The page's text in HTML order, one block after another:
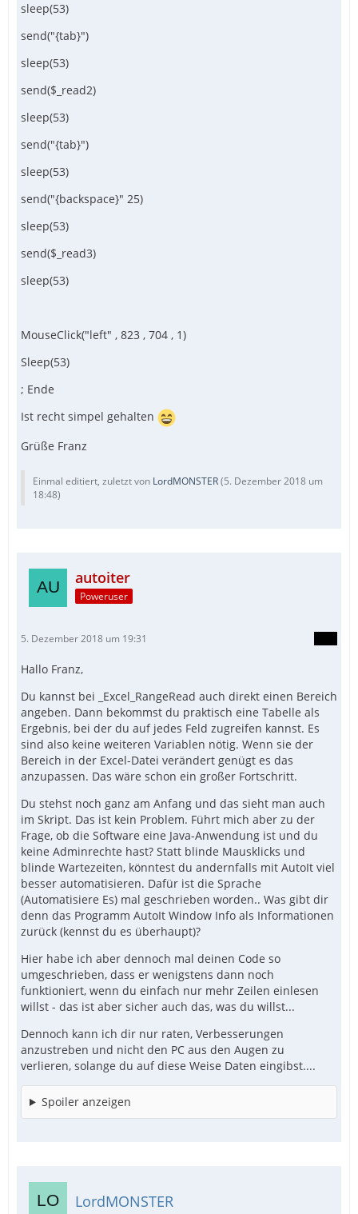
sleep(53)
send("{tab}")
sleep(53)
send($_read2)
sleep(53)
send("{tab}")
sleep(53)
send("{backspace}" 25)
sleep(53)
send($_read3)
sleep(53)
MouseClick("left" , 823 , 704 , 1)
Sleep(53)
; Ende
Ist recht simpel gehalten
Grüße Franz
Einmal editiert, zuletzt von LordMONSTER(5. Dezember 2018 um
18:48)
autoiter
Poweruser
5. Dezember 2018 um 19:31
Hallo Franz,
Du kannst bei _Excel_RangeRead auch direkt einen Bereich
angeben. Dann bekommst du praktisch eine Tabelle als
Ergebnis, bei der du auf jedes Feld zugreifen kannst. Es
sind also keine weiteren Variablen nötig. Wenn sie der
Bereich in der Excel-Datei verändert genügt es das
anzupassen. Das wäre schon ein großer Fortschritt.
Du stehst noch ganz am Anfang und das sieht man auch
im Skript. Das ist kein Problem. Führt mich aber zu der
Frage, ob die Software eine Java-Anwendung ist und du
keine Adminrechte hast? Statt blinde Mausklicks und
blinde Wartezeiten, könntest du andernfalls mit AutoIt viel
besser automatisieren. Dafür ist die Sprache
(Automatisiere Es) mal geschrieben worden.. Was gibt dir
denn das Programm AutoIt Window Info als Informationen
zurück (kennst du es überhaupt)?
Hier habe ich aber dennoch mal deinen Code so
umgeschrieben, dass er wenigstens dann noch
funktioniert, wenn du einfach nur mehr Zeilen einlesen
willst - das ist aber sicher auch das, was du willst...
Dennoch kann ich dir nur raten, Verbesserungen
anzustreben und nicht den PC aus den Augen zu
verlieren, solange du auf diese Weise Daten eingibst....
Spoiler anzeigen
LordMONSTER